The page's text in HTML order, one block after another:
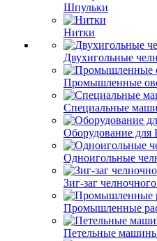
Шпульки
Нитки
Двухигольные
Промышленные
Специальные
Оборудование
Одноигольные
Зиг-заг
Промышленные
Петельные